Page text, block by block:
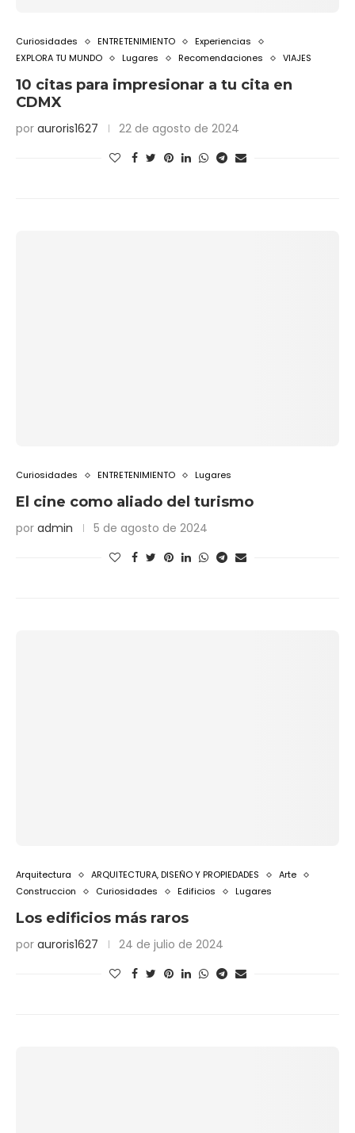
Curiosidades ENTRETENIMIENTO
Experiencias
EXPLORA TU MUNDO
Lugares Recomendaciones VIAJES
10 citas para impresionar a tu cita en
CDMX
por auroris1627 22 de agosto de 2024
Curiosidades ENTRETENIMIENTO Lugares
El cine como aliado del turismo
por admin 5 de agosto de 2024
Arquitectura ARQUITECTURA, DISEÑO Y PROPIEDADES
Arte
Construccion
Curiosidades Edificios Lugares
Los edificios más raros
por auroris1627 24 de julio de 2024